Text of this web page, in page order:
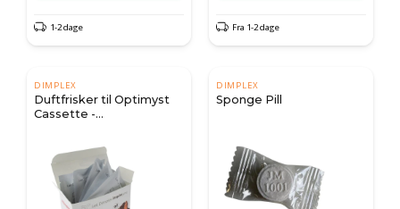
1-2 dage Fra 1-2 dage
DIMPLEX
Duftfrisker til Optimyst
Cassette -
DIMPLEX
Sponge Pill